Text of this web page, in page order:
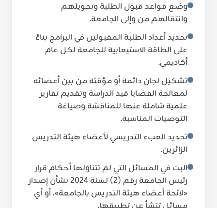
وضع قواعد قبول الطلبة وتحويلهم
وانتقالهم من وإلى الجامعة.
تحديد أعداد الطلبة المقبولين في البرامج بناءً
على الطاقة الاستيعابية للجامعة لكل عام
أكاديمي.
تشكيل لجان دائمة أو مؤقتة من بين أعضائه
لمعالجة القضايا قيد الدراسة وتقديم تقارير
علمية شاملة عنها للمناقشة وصياغة
التوصيات المناسبة.
تحديد العبء التدريسي لأعضاء هيئة التدريس
الزائرين.
البت في المسائل التي لم تتناولها أحكام قرار
رئيس الجامعة رقم (2) لسنة 2024 بشأن إصدار
«لائحة أعضاء هيئة التدريس بالجامعة»، أو أي